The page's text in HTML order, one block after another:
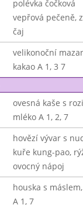
polévka čočková
vepřová pečeně,
čaj
velikonoční
kakao A 1, 3 7
ovesná kaše s
mléko A 1, 2, 7
hovězí vývar s
kuře kung-pao,
ovocný nápoj
houska s
A 1, 7